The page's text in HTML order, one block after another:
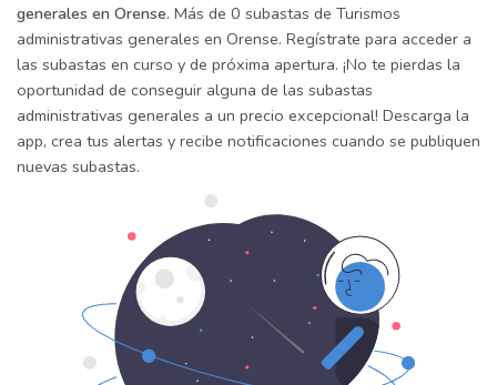
generales en Orense. Más de 0 subastas de Turismos
administrativas generales en Orense. Regístrate para acceder a
las subastas en curso y de próxima apertura. ¡No te pierdas la
oportunidad de conseguir alguna de las subastas
administrativas generales a un precio excepcional! Descarga la
app, crea tus alertas y recibe notificaciones cuando se publiquen
nuevas subastas.